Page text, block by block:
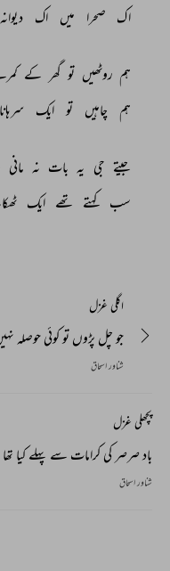
اک
صحرا میں اک دیوانہ
ہم روٹھیں تو گھر کے
ہم
چاہیں تو ایک سرہانا
جیتے جی یہ بات نہ مانی
سب کہتے تھے ایک
اگلی غزل
جو چل پڑوں تو کوئی حوصلہ
شناور اسحاق
پچھلی غزل
باد صرصر کی کرامات سے پہلے کیا تھا
شناور اسحاق